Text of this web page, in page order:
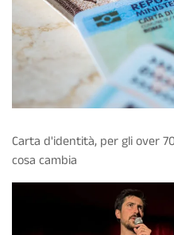
Carta d'identità, per gli over
cosa cambia